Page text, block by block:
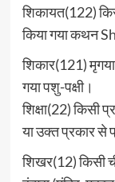
शिकायत(122)
किया गया कथन
शिकार(121)
गया पशु-पक्षी।
शिक्षा(22) किसी
या उक्त प्रकार से
शिखर(12) किसी